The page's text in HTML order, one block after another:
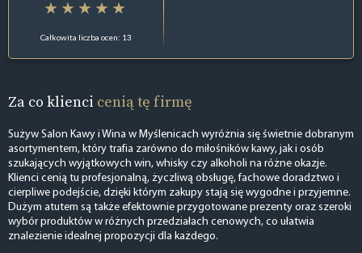
Całkowita liczba ocen: 13
Za co klienci cenią tę firmę
Sużyw Salon Kawy i Wina w Myślenicach wyróżnia się świetnie dobranym
asortymentem, który trafia zarówno do miłośników kawy, jak i osób
szukających wyjątkowych win, whisky czy alkoholi na różne okazje.
Klienci cenią tu profesjonalną, życzliwą obsługę, fachowe doradztwo i
cierpliwe podejście, dzięki którym zakupy stają się wygodne i przyjemne.
Dużym atutem są także efektownie przygotowane prezenty oraz szeroki
wybór produktów w różnych przedziałach cenowych, co ułatwia
znalezienie idealnej propozycji dla każdego.